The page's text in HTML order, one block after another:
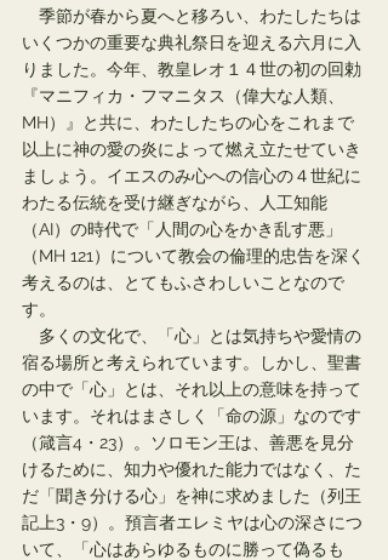
季節が春から夏へと移ろい、わたしたちは
いくつかの重要な典礼祭日を迎える六月に入
りました。今年、教皇レオ１４世の初の回勅
『マニフィカ・フマニタス（偉大な人類、
MH）』と共に、わたしたちの心をこれまで
以上に神の愛の炎によって燃え立たせていき
ましょう。イエスのみ心への信心の４世紀に
わたる伝統を受け継ぎながら、人工知能
（AI）の時代で「人間の心をかき乱す悪」
（MH 121）について教会の倫理的忠告を深く
考えるのは、とてもふさわしいことなので
す。
多くの文化で、「心」とは気持ちや愛情の
宿る場所と考えられています。しかし、聖書
の中で「心」とは、それ以上の意味を持って
います。それはまさしく「命の源」なのです
（箴言4・23）。ソロモン王は、善悪を見分
けるために、知力や優れた能力ではなく、た
だ「聞き分ける心」を神に求めました（列王
記上3・9）。預言者エレミヤは心の深さにつ
いて、「心はあらゆるものに勝って偽るも